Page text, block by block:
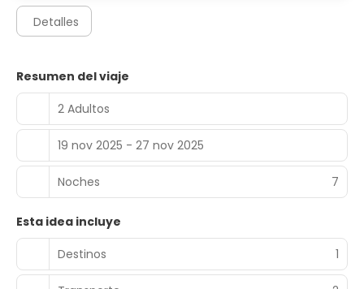
Detalles
Resumen del viaje
2 Adultos
19 nov 2025 - 27 nov 2025
Noches 7
Esta idea incluye
Destinos
1